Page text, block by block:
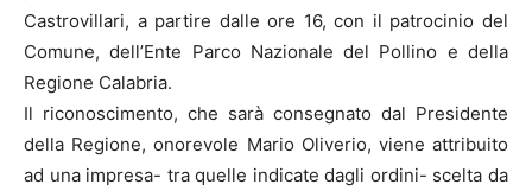
Castrovillari, a partire dalle ore 16, con il patrocinio del
Comune, dell’Ente Parco Nazionale del Pollino e della
Regione Calabria.
Il riconoscimento, che sarà consegnato dal Presidente
della Regione, onorevole Mario Oliverio, viene attribuito
ad una impresa- tra quelle indicate dagli ordini- scelta da